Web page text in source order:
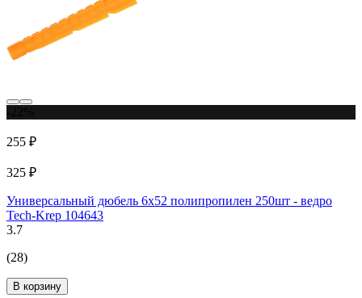
255 ₽
325 ₽
Универсальный дюбель 6х52 полипропилен 250шт - ведро
Tech-Krep 104643
3.7
(28)
В корзину